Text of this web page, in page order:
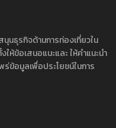
นธุรกิจด้านการท่องเที่ยวใน
ห้ข้อเสนอแนะและ ให้คำแนะนำ
ข้อมูลเพื่อประโยชน์ในการ